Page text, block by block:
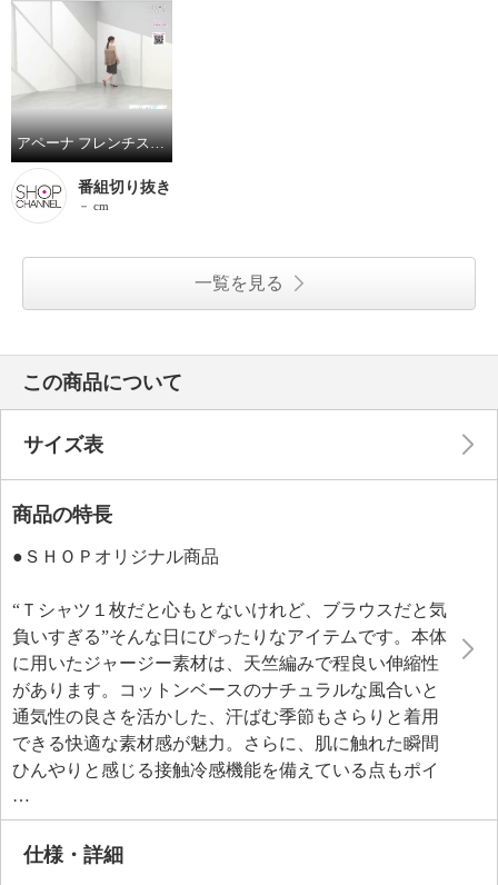
アペーナ フレンチスリーブ シアードッキング プルオーバー
番組切り抜き
－ cm
一覧を見る
この商品について
サイズ表
商品の特長
●ＳＨＯＰオリジナル商品
“Ｔシャツ１枚だと心もとないけれど、ブラウスだと気
負いすぎる”そんな日にぴったりなアイテムです。本体
に用いたジャージー素材は、天竺編みで程良い伸縮性
があります。コットンベースのナチュラルな風合いと
通気性の良さを活かした、汗ばむ季節もさらりと着用
できる快適な素材感が魅力。さらに、肌に触れた瞬間
ひんやりと感じる接触冷感機能を備えている点もポイ
ントです。
後ろヨーク下に配したチュールのレイヤードデザイン
により、カジュアルな中に繊細な女性らしさをプラス
仕様・詳細